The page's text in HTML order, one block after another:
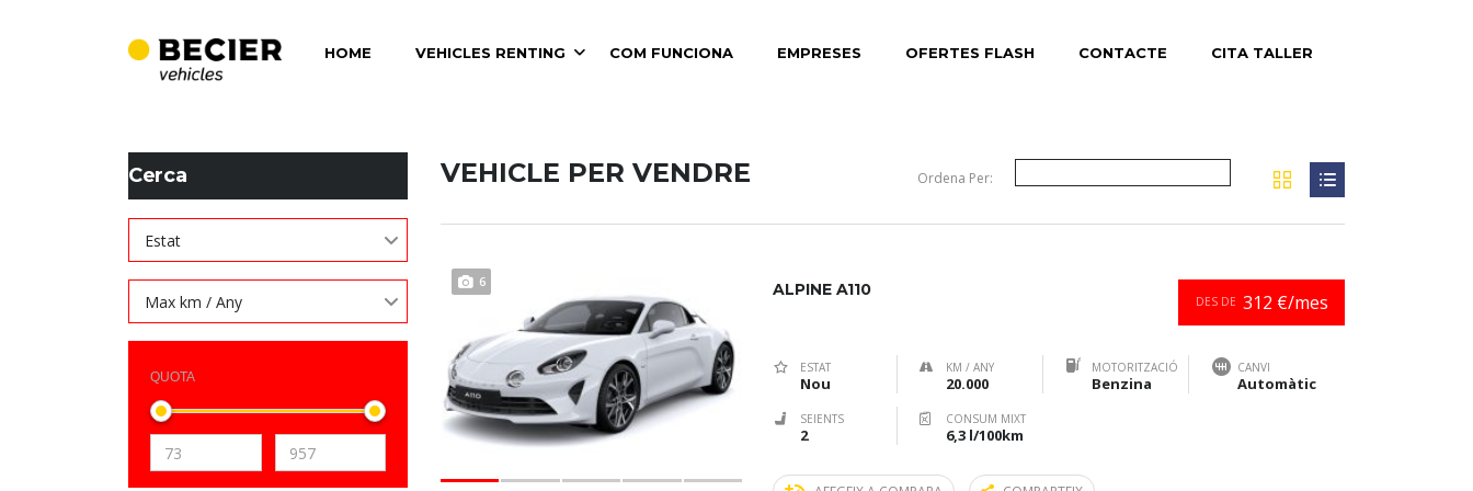
HOME VEHICLES RENTING COM FUNCIONA EMPRESES OFERTES FLASH CONTACTE CITA TALLER
BECIER MOBILITAT
Cerca
Estat
Max km / Any
QUOTA
VEHICLE PER VENDRE Ordena Per:
6
DES DE 312 €/mes
ALPINE A110
ESTAT
Nou
KM / ANY
20.000
MOTORITZACIÓ
Benzina
CANVI
Automàtic
SEIENTS
2
CONSUM MIXT
6,3 l/100km